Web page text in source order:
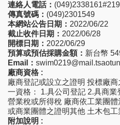
連絡人電話：
傳真號碼： (049)2301549
本網站公告日期： 2022/06/22
截止收件日期： 2022/06/28
開標日期： 2022/06/29
預算或預估採購金額： 新台幣
Email：
廠商資格 :
廠商登記或設立之證明 投標廠
一資格： 1.具公司登記 2.具商
營業稅或所得稅 廠商依工業團
或商業團體之證明其他 土木包
附加說明 :